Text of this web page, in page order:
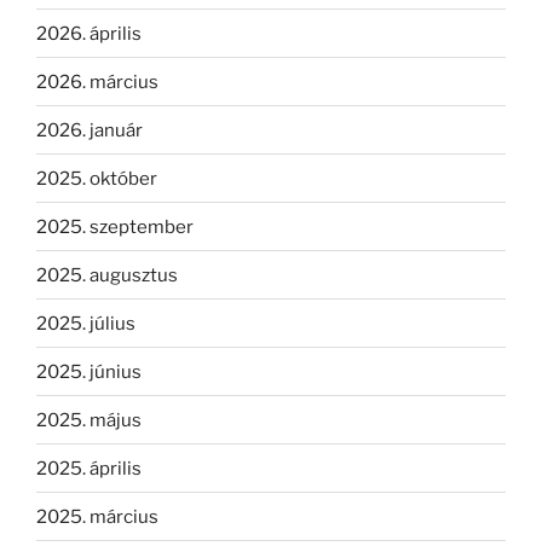
2026. április
2026. március
2026. január
2025. október
2025. szeptember
2025. augusztus
2025. július
2025. június
2025. május
2025. április
2025. március